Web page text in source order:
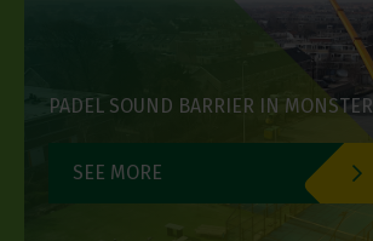
PADEL SOUND BARRIER IN MONSTER
SEE MORE